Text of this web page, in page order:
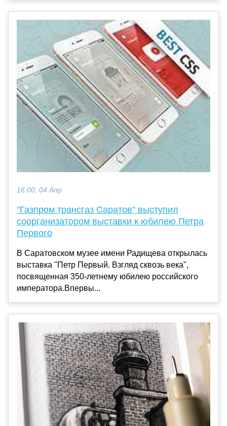
16:00, 04 Апр
"Газпром трансгаз Саратов" выступил
соорганизатором выставки к юбилею Петра
Первого
В Саратовском музее имени Радищева открылась
выставка "Петр Первый. Взгляд сквозь века",
посвященная 350-летнему юбилею российского
императора.Впервы...